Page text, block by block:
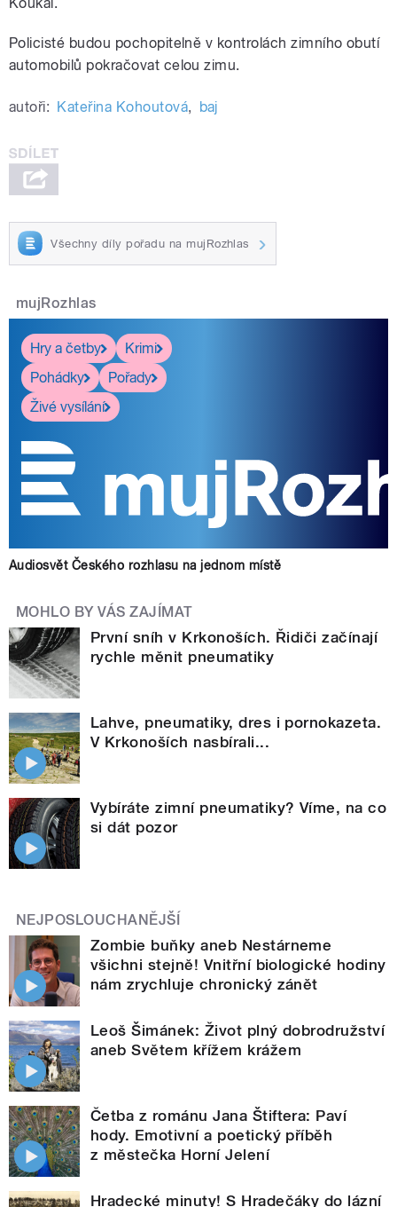
Policisté budou pochopitelně v kontrolách zimního obutí
automobilů pokračovat celou zimu.
autoři: Kateřina Kohoutová, baj
Všechny díly pořadu na mujRozhlas
mujRozhlas
Hry a četby
Krimi
Pohádky
Pořady
Živé vysílání
Audiosvět Českého rozhlasu na jednom místě
MOHLO BY VÁS ZAJÍMAT
První sníh v Krkonoších. Řidiči začínají
rychle měnit pneumatiky
Lahve, pneumatiky, dres i pornokazeta.
V Krkonoších nasbírali...
Vybíráte zimní pneumatiky? Víme, na co
si dát pozor
NEJPOSLOUCHANĚJŠÍ
Zombie buňky aneb Nestárneme
všichni stejně! Vnitřní biologické hodiny
nám zrychluje chronický zánět
Leoš Šimánek: Život plný dobrodružství
aneb Světem křížem krážem
Četba z románu Jana Štiftera: Paví
hody. Emotivní a poetický příběh
z městečka Horní Jelení
Hradecké minuty! S Hradečáky do lázní